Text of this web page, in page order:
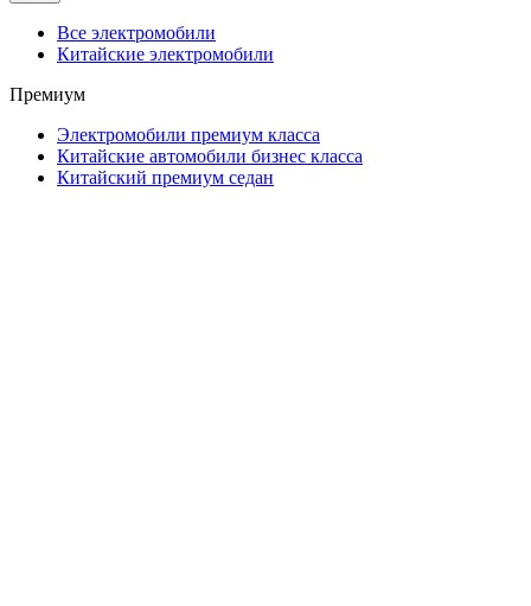
Все электромобили
Китайские электромобили
Премиум
Электромобили премиум класса
Китайские автомобили бизнес класса
Китайский премиум седан